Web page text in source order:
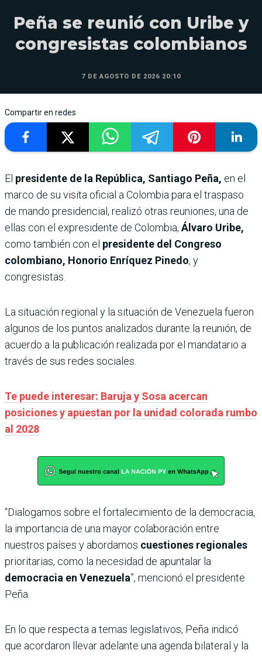
Peña se reunió con Uribe y
congresistas colombianos
7 DE AGOSTO DE 2026 20:10
Compartir en redes
El presidente de la República, Santiago Peña, en el
marco de su visita oficial a Colombia para el traspaso
de mando presidencial, realizó otras reuniones, una de
ellas con el expresidente de Colombia, Álvaro Uribe,
como también con el presidente del Congreso
colombiano, Honorio Enríquez Pinedo, y
congresistas.
La situación regional y la situación de Venezuela fueron
algunos de los puntos analizados durante la reunión, de
acuerdo a la publicación realizada por el mandatario a
través de sus redes sociales.
Te puede interesar: Baruja y Sosa acercan
posiciones y apuestan por la unidad colorada rumbo
al 2028
“Dialogamos sobre el fortalecimiento de la democracia,
la importancia de una mayor colaboración entre
nuestros países y abordamos cuestiones regionales
prioritarias, como la necesidad de apuntalar la
democracia en Venezuela”, mencionó el presidente
Peña.
En lo que respecta a temas legislativos, Peña indicó
que acordaron llevar adelante una agenda bilateral y la